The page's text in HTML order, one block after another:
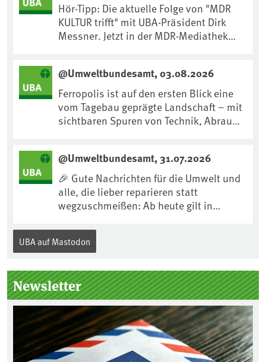
Hör-Tipp: Die aktuelle Folge von "MDR
KULTUR trifft" mit UBA-Präsident Dirk
Messner. Jetzt in der MDR-Mediathek
fft/dirk-messner-audio-100.html
@Umweltbundesamt, 03.08.2026
Ferropolis ist auf den ersten Blick eine
vom Tagebau geprägte Landschaft – mit
sichtbaren Spuren von Technik, Abraum
nur ihre bergbauliche Vergangenheit.
Hier lässt sich beobachten, wie sich aus
Kippenflächen lebendige Böden
entwickeln, Pflanzen Fuß fassen & neue
Lebensräume entstehen....
@Umweltbundesamt, 31.07.2026
🎉 Gute Nachrichten für die Umwelt und
alle, die lieber reparieren statt
wegzuschmeißen: Ab heute gilt in
„Recht auf Reparatur“.Demnach müssen
Hersteller allen Verbraucher*innen für
technisch möglich – nach Ablauf der
Gewährleistungsfrist Reparaturen zu
einem angemessenen Preis anbieten:
UBA auf Mastodon
Newsletter